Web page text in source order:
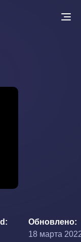
Обновлено
18 марта